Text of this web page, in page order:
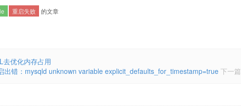
重启失败 的文章
去优化内存占用
出错：mysqld unknown variable explicit_defaults_for_timestamp=true 下一篇